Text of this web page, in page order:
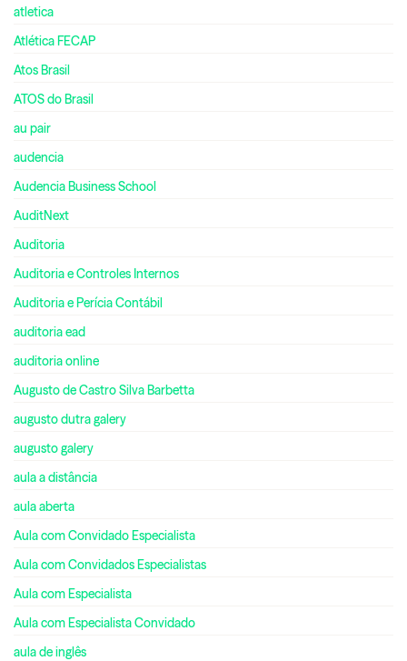
atletica
Atlética FECAP
Atos Brasil
ATOS do Brasil
au pair
audencia
Audencia Business School
AuditNext
Auditoria
Auditoria e Controles Internos
Auditoria e Perícia Contábil
auditoria ead
auditoria online
Augusto de Castro Silva Barbetta
augusto dutra galery
augusto galery
aula a distância
aula aberta
Aula com Convidado Especialista
Aula com Convidados Especialistas
Aula com Especialista
Aula com Especialista Convidado
aula de inglês